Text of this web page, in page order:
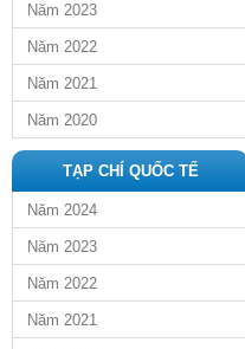
Năm 2023
Năm 2022
Năm 2021
Năm 2020
TẠP CHÍ QUỐC TẾ
Năm 2024
Năm 2023
Năm 2022
Năm 2021